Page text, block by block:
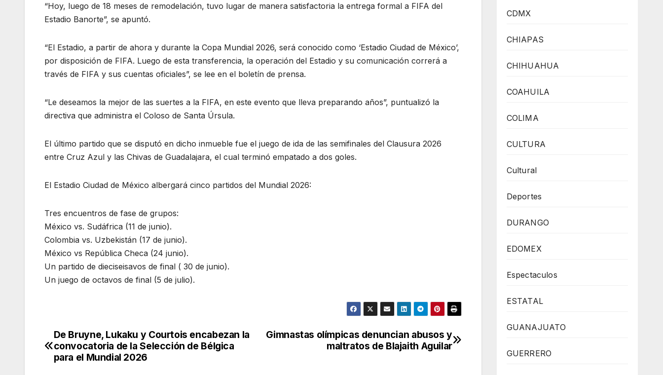
“Hoy, luego de 18 meses de remodelación, tuvo lugar de manera satisfactoria la entrega formal a FIFA del
Estadio Banorte”, se apuntó.
“El Estadio, a partir de ahora y durante la Copa Mundial 2026, será conocido como ‘Estadio Ciudad de México’,
por disposición de FIFA. Luego de esta transferencia, la operación del Estadio y su comunicación correrá a
través de FIFA y sus cuentas oficiales”, se lee en el boletín de prensa.
“Le deseamos la mejor de las suertes a la FIFA, en este evento que lleva preparando años”, puntualizó la
directiva que administra el Coloso de Santa Úrsula.
El último partido que se disputó en dicho inmueble fue el juego de ida de las semifinales del Clausura 2026
entre Cruz Azul y las Chivas de Guadalajara, el cual terminó empatado a dos goles.
El Estadio Ciudad de México albergará cinco partidos del Mundial 2026:
Tres encuentros de fase de grupos:
México vs. Sudáfrica (11 de junio).
Colombia vs. Uzbekistán (17 de junio).
México vs República Checa (24 junio).
Un partido de dieciseisavos de final ( 30 de junio).
Un juego de octavos de final (5 de julio).
Navegación
de
Gimnastas olímpicas denuncian abusos y
maltratos de Blajaith Aguilar
De Bruyne, Lukaku y Courtois encabezan la
convocatoria de la Selección de Bélgica
para el Mundial 2026
CDMX
CHIAPAS
CHIHUAHUA
COAHUILA
COLIMA
CULTURA
Cultural
Deportes
DURANGO
EDOMEX
Espectaculos
ESTATAL
GUANAJUATO
GUERRERO